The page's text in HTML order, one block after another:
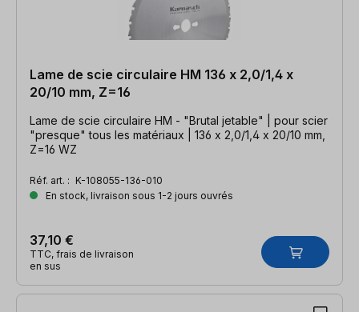
Lame de scie circulaire HM 136 x 2,0/1,4 x
20/10 mm, Z=16
Lame de scie circulaire HM - "Brutal jetable" | pour scier
"presque" tous les matériaux | 136 x 2,0/1,4 x 20/10 mm,
Z=16 WZ
Réf. art. : K-108055-136-010
En stock, livraison sous 1-2 jours ouvrés
37,10 €
TTC, frais de livraison
en sus